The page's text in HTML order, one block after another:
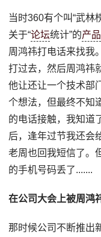
当时360有个叫“武林
关于“论坛统计”的产品
周鸿祎打电话来找我
打过去，然后周鸿祎
他让还让一个技术部
个想法，但最终不知
的电话接触，我知道
后，逢年过节我还会
老周也回我短信了。
的手机号码丢了.......
在公司大会上被周鸿
那时候公司不断推出